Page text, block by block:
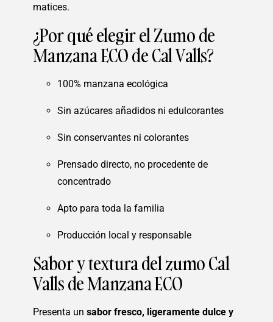
matices.
¿Por qué elegir el Zumo de
Manzana ECO de Cal Valls?
100% manzana ecológica
Sin azúcares añadidos ni edulcorantes
Sin conservantes ni colorantes
Prensado directo, no procedente de
concentrado
Apto para toda la familia
Producción local y responsable
Sabor y textura del zumo Cal
Valls de Manzana ECO
Presenta un sabor fresco, ligeramente dulce y